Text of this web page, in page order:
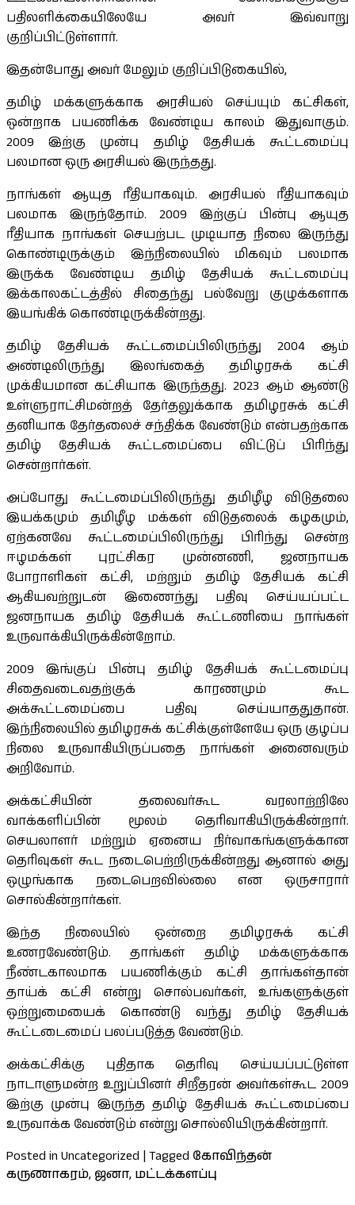
பதிலளிக்கையிலேயே அவர் இவ்வாறு
குறிப்பிட்டுள்ளார்.
இதன்போது அவர் மேலும் குறிப்பிடுகையில்,
தமிழ் மக்களுக்காக அரசியல் செய்யும் கட்சிகள்,
ஒன்றாக பயணிக்க வேண்டிய காலம் இதுவாகும்.
2009 இற்கு முன்பு தமிழ் தேசியக் கூட்டமைப்பு
பலமான ஒரு அரசியல் இருந்தது.
நாங்கள் ஆயுத ரீதியாகவும். அரசியல் ரீதியாகவும்
பலமாக இருந்தோம். 2009 இற்குப் பின்பு ஆயுத
ரீதியாக நாங்கள் செயற்பட முடியாத நிலை இருந்து
கொண்டிருக்கும் இந்நிலையில் மிகவும் பலமாக
இருக்க வேண்டிய தமிழ் தேசியக் கூட்டமைப்பு
இக்காலகட்டத்தில் சிதைந்து பல்வேறு குழுக்களாக
இயங்கிக் கொண்டிருக்கின்றது.
தமிழ் தேசியக் கூட்டமைப்பிலிருந்து 2004 ஆம்
அண்டிலிருந்து இலங்கைத் தமிழரசுக் கட்சி
முக்கியமான கட்சியாக இருந்தது. 2023 ஆம் ஆண்டு
உள்ளுராட்சிமன்றத் தேர்தலுக்காக தமிழரசுக் கட்சி
தனியாக தேர்தலைச் சந்திக்க வேண்டும் என்பதற்காக
தமிழ் தேசியக் கூட்டமைப்பை விட்டுப் பிரிந்து
சென்றார்கள்.
அப்போது கூட்டமைப்பிலிருந்து தமிழீழ விடுதலை
இயக்கமும் தமிழீழ மக்கள் விடுதலைக் கழகமும்,
ஏற்கனவே கூட்டமைப்பிலிருந்து பிரிந்து சென்ற
ஈழமக்கள் புரட்சிகர முன்னணி, ஜனநாயக
போராளிகள் கட்சி, மற்றும் தமிழ் தேசியக் கட்சி
ஆகியவற்றுடன் இணைந்து பதிவு செய்யப்பட்ட
ஜனநாயக தமிழ் தேசியக் கூட்டணியை நாங்கள்
உருவாக்கியிருக்கின்றோம்.
2009 இங்குப் பின்பு தமிழ் தேசியக் கூட்டமைப்பு
சிதைவடைவதற்குக் காரணமும் கூட
அக்கூட்டமைப்பை பதிவு செய்யாததுதான்.
இந்நிலையில் தமிழரசுக் கட்சிக்குள்ளேயே ஒரு குழப்ப
நிலை உருவாகியிருப்பதை நாங்கள் அனைவரும்
அறிவோம்.
அக்கட்சியின் தலைவர்கூட வரலாற்றிலே
வாக்களிப்பின் மூலம் தெரிவாகியிருக்கின்றார்.
செயலாளர் மற்றும் ஏனைய நிர்வாகங்களுக்கான
தெரிவுகள் கூட நடைபெற்றிருக்கின்றது ஆனால் அது
ஒழுங்காக நடைபெறவில்லை என ஒருசாரார்
சொல்கின்றார்கள்.
இந்த நிலையில் ஒன்றை தமிழரசுக் கட்சி
உணரவேண்டும். தாங்கள் தமிழ் மக்களுக்காக
நீண்டகாலமாக பயணிக்கும் கட்சி தாங்கள்தான்
தாய்க் கட்சி என்று சொல்பவர்கள், உங்களுக்குள்
ஒற்றுமையைக் கொண்டு வந்து தமிழ் தேசியக்
கூட்டடைமைப் பலப்படுத்த வேண்டும்.
அக்கட்சிக்கு புதிதாக தெரிவு செய்யப்பட்டுள்ள
நாடாளுமன்ற உறுப்பினர் சிறீதரன் அவர்கள்கூட 2009
இற்கு முன்பு இருந்த தமிழ் தேசியக் கூட்டமைப்பை
உருவாக்க வேண்டும் என்று சொல்லியிருக்கின்றார்.
Posted in Uncategorized | Tagged கோவிந்தன்
கருணாகரம், ஜனா, மட்டக்களப்பு